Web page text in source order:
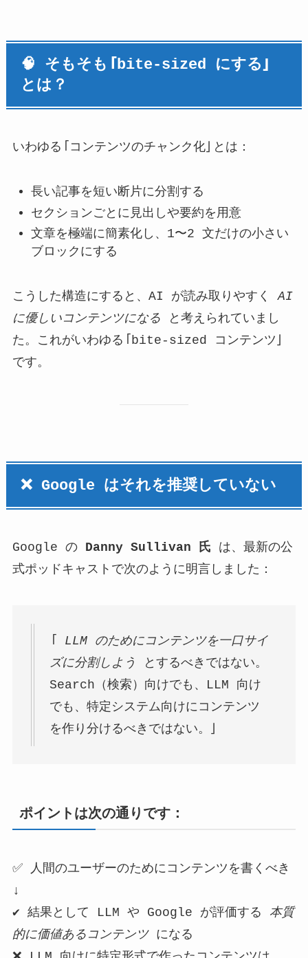
🧠 そもそも「bite-sized にする」
とは？
いわゆる「コンテンツのチャンク化」とは：
長い記事を短い断片に分割する
セクションごとに見出しや要約を用意
文章を極端に簡素化し、1〜2 文だけの小さい
ブロックにする
こうした構造にすると、AI が読み取りやすくAI
に優しいコンテンツになる と考えられていまし
た。これがいわゆる「bite-sized コンテンツ」
です。
❌ Google はそれを推奨していない
Google の Danny Sullivan 氏 は、最新の公
式ポッドキャストで次のように明言しました：
LLM のためにコンテンツを一口サイ
ズに分割しよう
とするべきではない。
Search（検索）向けでも、LLM 向け
でも、特定システム向けにコンテンツ
を作り分けるべきではない。」
ポイントは次の通りです：
✅ 人間のユーザーのためにコンテンツを書くべき
↓
✔ 結果として LLM や Google が評価する 本質
的に価値あるコンテンツになる